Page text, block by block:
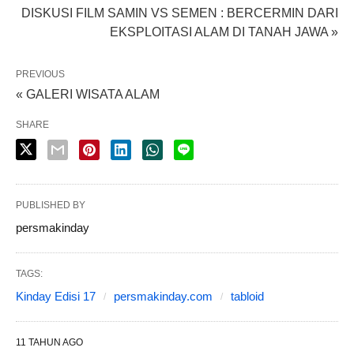
DISKUSI FILM SAMIN VS SEMEN : BERCERMIN DARI
EKSPLOITASI ALAM DI TANAH JAWA »
PREVIOUS
« GALERI WISATA ALAM
SHARE
PUBLISHED BY
persmakinday
TAGS:
Kinday Edisi 17 persmakinday.com tabloid
11 TAHUN AGO